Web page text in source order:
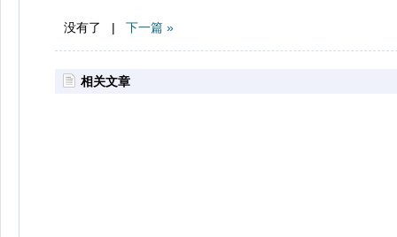
没有了 | 下一篇 »
相关文章